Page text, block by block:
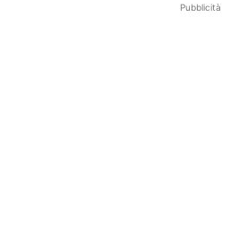
Pubblicità